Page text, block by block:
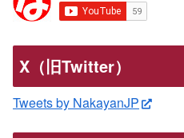
X（旧Twitter）
Tweets by NakayanJP